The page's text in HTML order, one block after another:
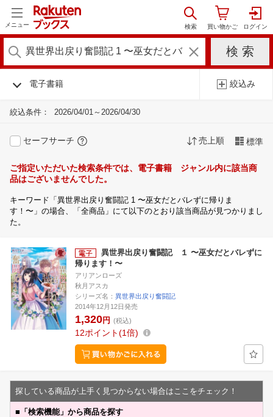
メニュー
電子書籍 絞込み
絞込条件： 2026/04/01～2026/04/30
セーフサーチ 売上順 標準
ご指定いただいた検索条件では、電子書籍 ジャンル内に該当商
品はございませんでした。
キーワード「異世界出戻り奮闘記 1 〜巫女だとバレずに帰りま
す！〜」の場合、「全商品」にて以下のとおり該当商品が見つかりまし
た。
異世界出戻り奮闘記 １ 〜巫女だとバレずに
帰ります！〜
アリアンローズ
秋月アスカ
シリーズ名： 異世界出戻り奮闘記
2014年12月12日発売
1,320円 (税込)
12ポイント 1倍
探している商品が上手く見つからない場合はここをチェック！
■ 「検索機能」から商品を探す